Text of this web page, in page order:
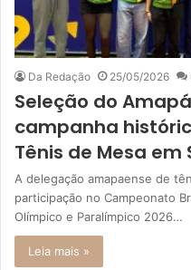
Da Redação 25/05/2026
Seleção do
campanha
Tênis de Mesa em
A delegação amapaense de
participação no Campeonato
Olímpico e Paralímpico 2026…
Leia mais »